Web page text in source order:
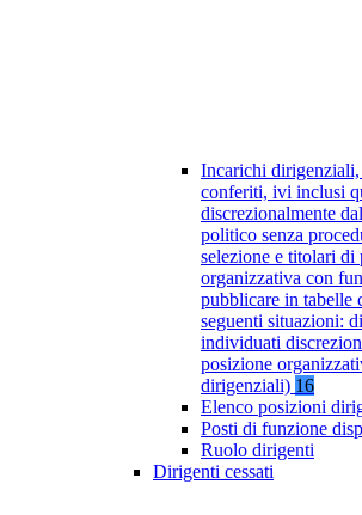
Incarichi
conferiti, ivi inclusi
discrezionalmente
politico senza
selezione e titolari di
organizzativa con
pubblicare in tabelle
seguenti situazioni:
individuati
posizione
dirigenziali) 16
Elenco posizioni
Posti di funzione
Ruolo dirigenti
Dirigenti cessati